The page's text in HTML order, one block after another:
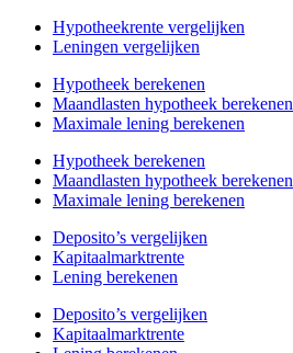
Hypotheekrente vergelijken
Leningen vergelijken
Hypotheek berekenen
Maandlasten hypotheek berekenen
Maximale lening berekenen
Hypotheek berekenen
Maandlasten hypotheek berekenen
Maximale lening berekenen
Deposito’s vergelijken
Kapitaalmarktrente
Lening berekenen
Deposito’s vergelijken
Kapitaalmarktrente